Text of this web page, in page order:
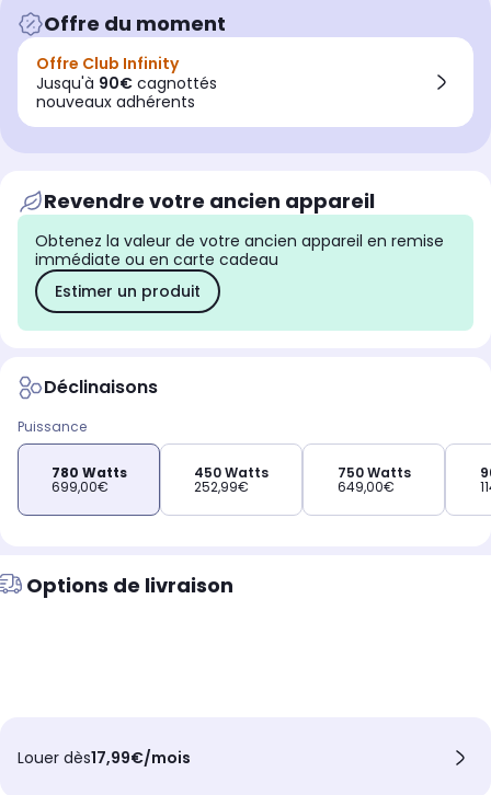
Offre du moment
Offre Club Infinity
Jusqu'à 90€ cagnottés
nouveaux adhérents
Revendre votre ancien appareil
Obtenez la valeur de votre ancien appareil en remise
immédiate ou en carte cadeau
Estimer un produit
Déclinaisons
Puissance
780 Watts
699,00€
450 Watts
252,99€
750 Watts
649,00€
Options de livraison
Louer dès17,99€/mois